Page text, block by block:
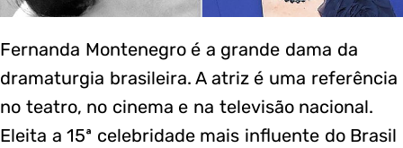
Fernanda Montenegro é a grande dama da
dramaturgia brasileira. A atriz é uma referência
no teatro, no cinema e na televisão nacional.
Eleita a 15ª celebridade mais influente do Brasil